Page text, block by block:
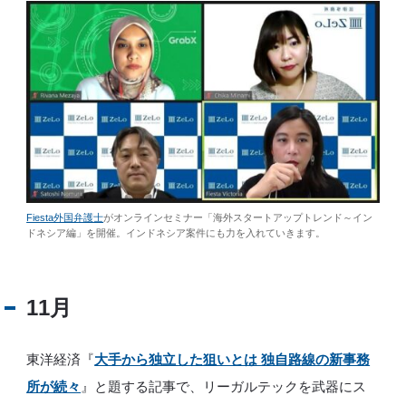
Fiesta外国弁護士がオンラインセミナー「海外スタートアップトレンド～イン
ドネシア編」を開催。インドネシア案件にも力を入れていきます。
11月
東洋経済『大手から独立した狙いとは 独自路線の新事務
所が続々 』と題する記事で、リーガルテックを武器にス